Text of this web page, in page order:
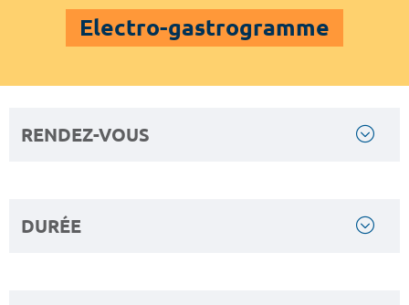
Electro-gastrogramme
RENDEZ-VOUS
DURÉE